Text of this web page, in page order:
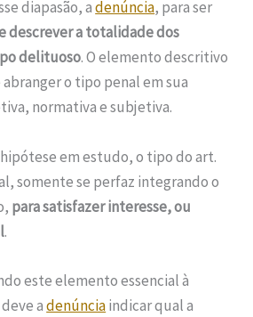
diapasão, adenúncia, para ser
descrever a totalidade dos
delituoso. O elemento descritivo
o tipo penal em sua
normativa e subjetiva.
estudo, o tipo do art.
somente se perfaz integrando o
para satisfazer interesse, ou
.
essencial à
adenúnciaindicar qual a